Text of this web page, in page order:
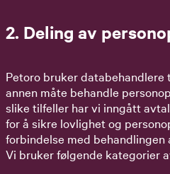
2. Deling av
Petoro bruker databehandlere
annen måte behandle
slike tilfeller har vi inngått
for å sikre lovlighet og
forbindelse med
Vi bruker følgende kategorier